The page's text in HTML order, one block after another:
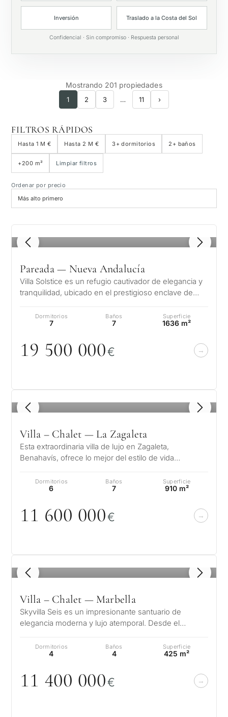
Inversión Traslado a la Costa del Sol
Confidencial · Sin compromiso · Respuesta personal
Mostrando 201 propiedades
1 2 3 … 11 ›
FILTROS RÁPIDOS
Hasta 1 M € Hasta 2 M € 3+ dormitorios 2+ baños
+200 m² Limpiar filtros
Ordenar por precio
1 / 8
Pareada — Nueva Andalucía
Villa Solstice es un refugio cautivador de elegancia y
tranquilidad, ubicado en el prestigioso enclave de
Dormitorios
7
Baños
7
Superficie
1636 m²
19 500 000€
1 / 8
Villa – Chalet — La Zagaleta
Esta extraordinaria villa de lujo en Zagaleta,
Benahavís, ofrece lo mejor del estilo de vida
Dormitorios
6
Baños
7
Superficie
910 m²
11 600 000€
1 / 8
Villa – Chalet — Marbella
Skyvilla Seis es un impresionante santuario de
elegancia moderna y lujo atemporal. Desde el
Dormitorios
4
Baños
4
Superficie
425 m²
11 400 000€